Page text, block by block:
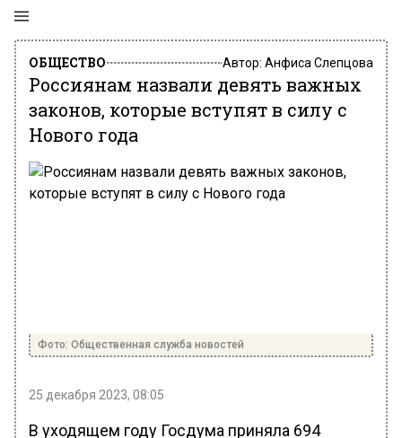
ОБЩЕСТВО Автор: Анфиса Слепцова
Россиянам назвали девять важных
законов, которые вступят в силу с
Нового года
Фото: Общественная служба новостей
25 декабря 2023, 08:05
В уходящем году Госдума приняла 694